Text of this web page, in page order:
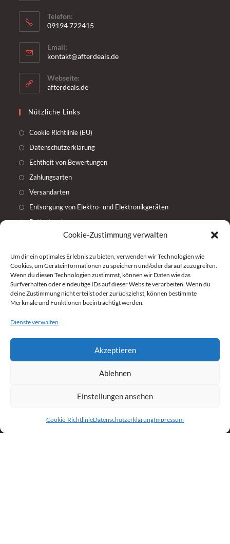
Cookie-Zustimmung verwalten
Um dir ein optimales Erlebnis zu bieten, verwenden wir Technologien wie
Cookies, um Geräteinformationen zu speichern und/oder darauf zuzugreifen.
Wenn du diesen Technologien zustimmst, können wir Daten wie das
Surfverhalten oder eindeutige IDs auf dieser Website verarbeiten. Wenn du
deine Zustimmung nicht erteilst oder zurückziehst, können bestimmte
Merkmale und Funktionen beeinträchtigt werden.
Dienste verwalten
Akzeptieren
Ablehnen
Einstellungen ansehen
Cookie-RichtlinieDatenschutzerklärungImpressum
Telefon:
09194 722415
Email:
kontakt@afterdeals.de
Webseite:
afterdeals.de
Nützliche Links
Cookie Richtlinie (EU)
Datenschutzerklärung
Echtheit von Bewertungen
Zahlungsarten
Versandarten
Entsorgung von Elektro- und Elektronikgeräten
Batterieentsorgung
Widerrufsbelehrung
Impressum
Weitere Shop Plattformen
Anfrage für Restpostenankauf
Für Geschäftliche Restpostenkäufer
Restposten geschäftlich kaufen
Widerruf